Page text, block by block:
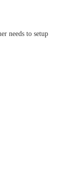
needs to setup